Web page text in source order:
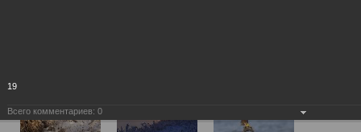
19
Всего комментариев: 0